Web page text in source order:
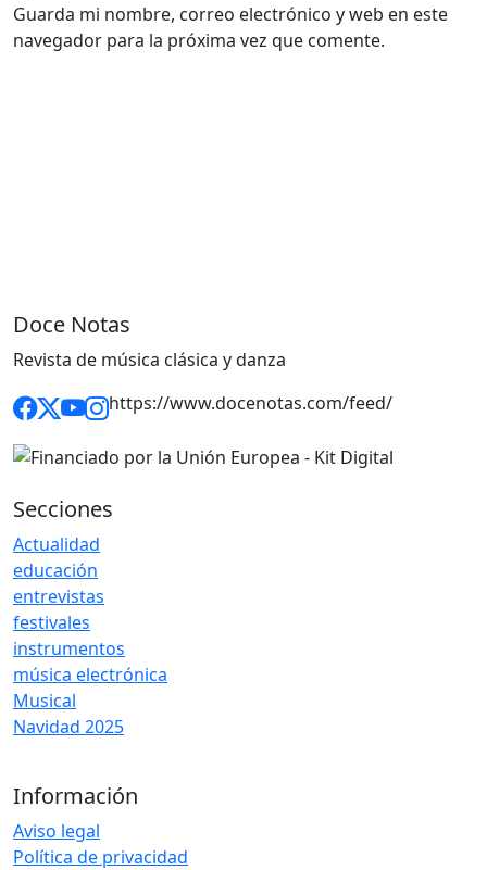
Guarda mi nombre, correo electrónico y web en este
navegador para la próxima vez que comente.
Doce Notas
Revista de música clásica y danza
https://www.docenotas.com/feed/
Secciones
Actualidad
educación
entrevistas
festivales
instrumentos
música electrónica
Musical
Navidad 2025
Información
Aviso legal
Política de privacidad